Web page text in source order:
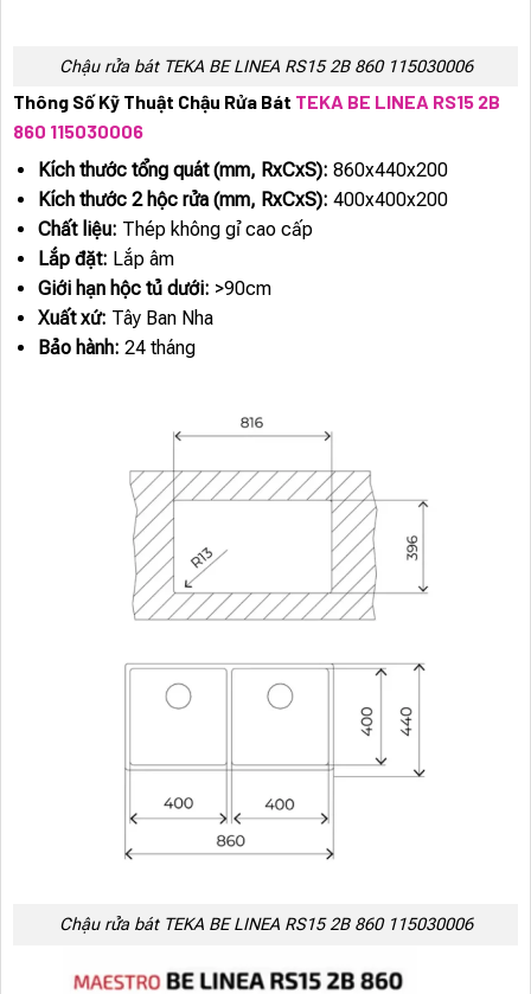
Chậu rửa bát TEKA BE LINEA RS15 2B 860 115030006
Thông Số Kỹ Thuật Chậu Rửa Bát TEKA BE LINEA RS15 2B
860 115030006
Kích thước tổng quát (mm, RxCxS): 860x440x200
Kích thước 2 hộc rửa (mm, RxCxS): 400x400x200
Chất liệu: Thép không gỉ cao cấp
Lắp đặt: Lắp âm
Giới hạn hộc tủ dưới: >90cm
Xuất xứ: Tây Ban Nha
Bảo hành: 24 tháng
Chậu rửa bát TEKA BE LINEA RS15 2B 860 115030006